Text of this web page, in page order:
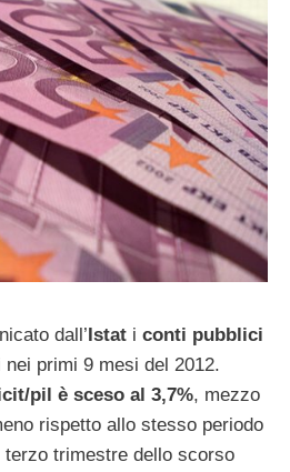
dall’Istat i conti pubblici
primi 9 mesi del 2012.
pil è sceso al 3,7%, mezzo
rispetto allo stesso periodo
trimestre dello scorso